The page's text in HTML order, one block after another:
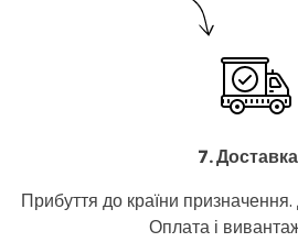
7. Доставка
Прибуття до країни
Оплата і